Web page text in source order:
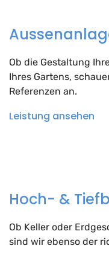
Ob die Gestaltung
Ihres Gartens,
Referenzen an.
Leistung ansehen
Hoch- &
Ob Keller oder
sind wir ebenso der